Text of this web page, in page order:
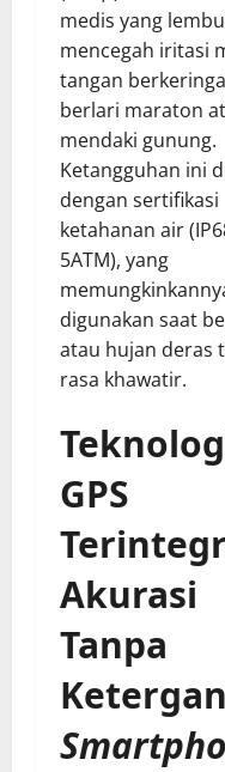
medis yang
mencegah iritasi
tangan
berlari maraton
mendaki gunung.
Ketangguhan ini
dengan sertifikasi
ketahanan air
5ATM), yang
digunakan saat
atau hujan deras
rasa khawatir.
GPS
Akurasi
Tanpa